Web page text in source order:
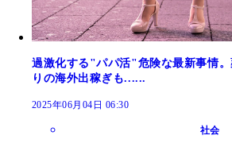
過激化する"パパ活"危険な最新事情
りの海外出稼ぎも......
2025年06月04日 06:30
社会